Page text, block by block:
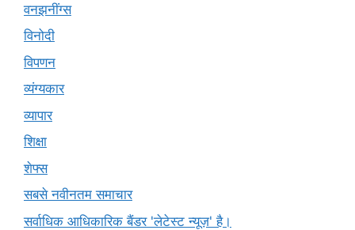
वनझनींग्स
विनोदी
विपणन
व्यंग्यकार
व्यापार
शिक्षा
शेफ्स
सबसे नवीनतम समाचार
सर्वाधिक आधिकारिक बैंडर 'लेटेस्ट न्यूज़' है।